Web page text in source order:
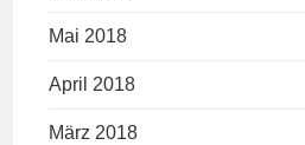
Mai 2018
April 2018
März 2018